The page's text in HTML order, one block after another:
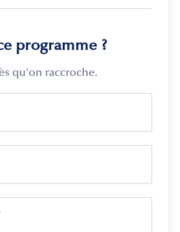
programme ?
qu'on raccroche.